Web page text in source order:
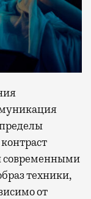
современными
техники,
от